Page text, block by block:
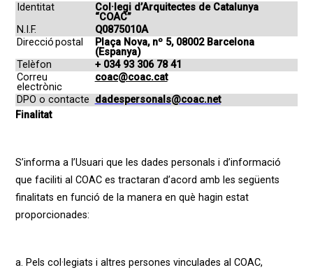
Identitat
Col·legi d’Arquitectes de Catalunya
“COAC”
N.I.F.
Q0875010A
Direcció postal
Plaça Nova, nº 5, 08002 Barcelona
(Espanya)
Telèfon
+ 034 93 306 78 41
Correu
electrònic
coac@coac.cat
DPO o contacte dadespersonals@coac.net
Finalitat
S’informa a l’Usuari que les dades personals i d’informació
que faciliti al COAC es tractaran d’acord amb les següents
finalitats en funció de la manera en què hagin estat
proporcionades:
a. Pels col·legiats i altres persones vinculades al COAC,